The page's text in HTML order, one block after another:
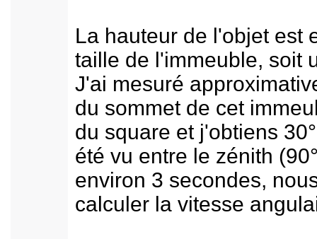
La hauteur de l'objet est
taille de l'immeuble, soit
J'ai mesuré
du sommet de cet
du square et j'obtiens
été vu entre le zénith
environ 3 secondes,
calculer la vitesse